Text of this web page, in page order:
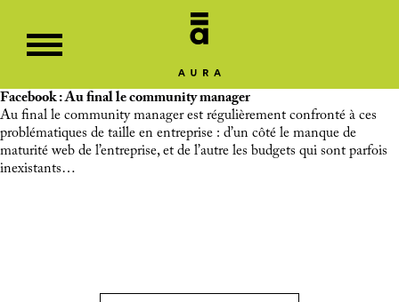
Facebook : Au final le community manager
Au final le community manager est régulièrement confronté à ces
problématiques de taille en entreprise : d’un côté le manque de
maturité web de l’entreprise, et de l’autre les budgets qui sont parfois
inexistants…